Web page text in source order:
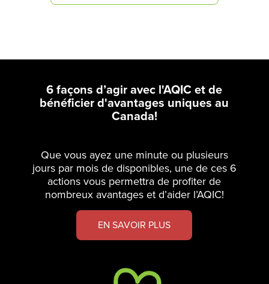
6 façons d’agir avec l'AQIC et de
bénéficier d'avantages uniques au
Canada!
Que vous ayez une minute ou plusieurs
jours par mois de disponibles, une de ces 6
actions vous permettra de profiter de
nombreux avantages et d’aider l’AQIC!
EN SAVOIR PLUS